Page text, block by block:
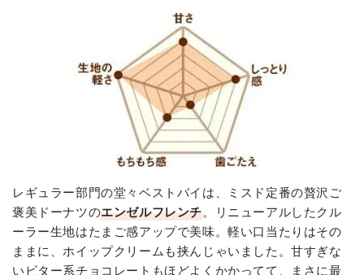
レギュラー部門の堂々ベストバイは、ミスド定番の贅沢ご
褒美ドーナツのエンゼルフレンチ。リニューアルしたクル
ーラー生地はたまご感アップで美味。軽い口当たりはその
ままに、ホイップクリームも挟んじゃいました。甘すぎな
いビター系チョコレートもほどよくかかってて、まさに最